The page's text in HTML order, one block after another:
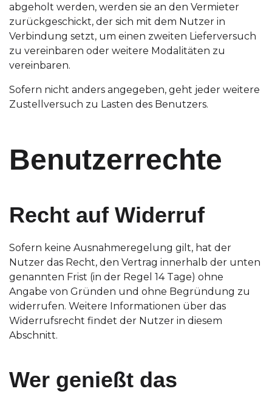
abgeholt werden, werden sie an den Vermieter
zurückgeschickt, der sich mit dem Nutzer in
Verbindung setzt, um einen zweiten Lieferversuch
zu vereinbaren oder weitere Modalitäten zu
vereinbaren.
Sofern nicht anders angegeben, geht jeder weitere
Zustellversuch zu Lasten des Benutzers.
Benutzerrechte
Recht auf Widerruf
Sofern keine Ausnahmeregelung gilt, hat der
Nutzer das Recht, den Vertrag innerhalb der unten
genannten Frist (in der Regel 14 Tage) ohne
Angabe von Gründen und ohne Begründung zu
widerrufen. Weitere Informationen über das
Widerrufsrecht findet der Nutzer in diesem
Abschnitt.
Wer genießt das